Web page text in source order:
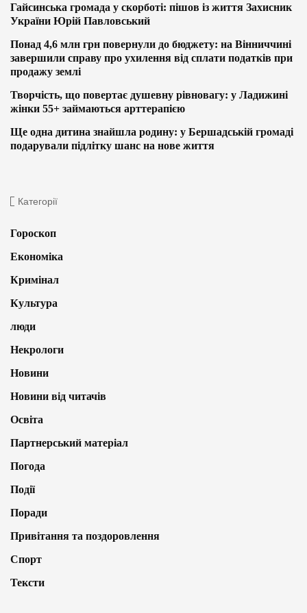
Гайсинська громада у скорботі: пішов із життя Захисник
України Юрій Павловський
Понад 4,6 млн грн повернули до бюджету: на Вінниччині
завершили справу про ухилення від сплати податків при
продажу землі
Творчість, що повертає душевну рівновагу: у Ладижині
жінки 55+ займаються арттерапією
Ще одна дитина знайшла родину: у Бершадській громаді
подарували підлітку шанс на нове життя
Категорії
Гороскоп
Економіка
Кримінал
Культура
люди
Некрологи
Новини
Новини від читачів
Освіта
Партнерський матеріал
Погода
Події
Поради
Привітання та поздоровлення
Спорт
Тексти